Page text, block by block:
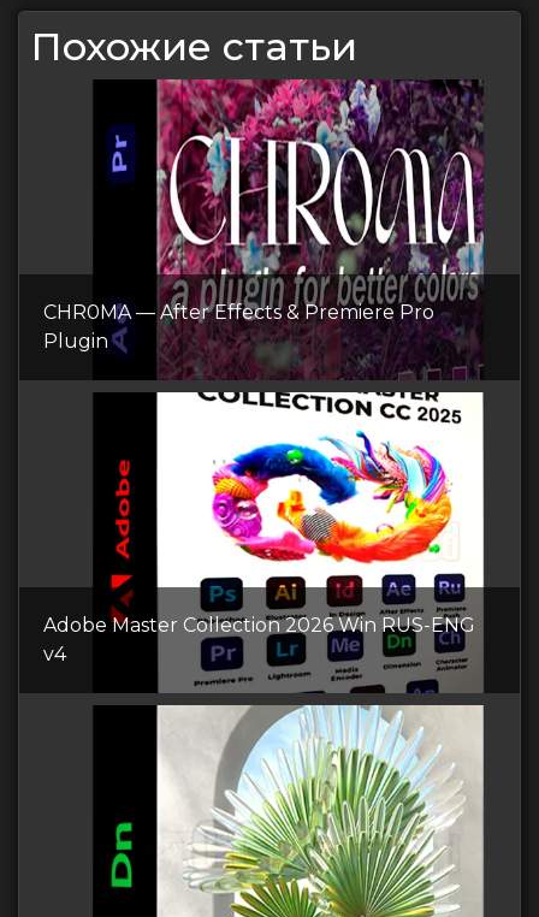
Похожие статьи
CHR0MA — After Effects & Premiere Pro
Plugin
Adobe Master Collection 2026 Win RUS-ENG
v4